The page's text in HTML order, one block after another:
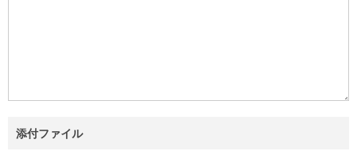
添付ファイル